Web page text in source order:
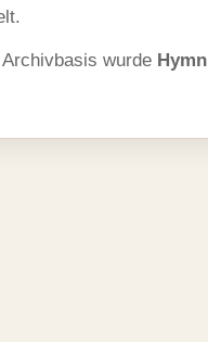
wurde Hymn